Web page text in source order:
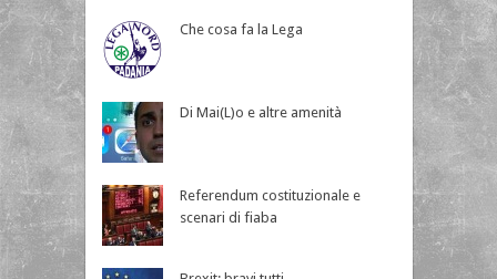
Che cosa fa la Lega
Di Mai(L)o e altre amenità
Referendum costituzionale e
scenari di fiaba